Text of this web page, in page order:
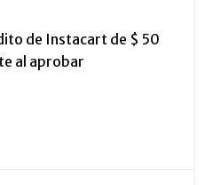
de Instacart de $ 50
al aprobar